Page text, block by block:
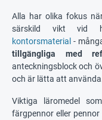
Alla har olika fokus
särskild vikt vid
kontorsmaterial -
tillgängliga med
anteckningsblock och
och är lätta att
Viktiga läromedel
färgpennor eller